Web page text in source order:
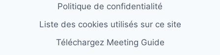
Politique de confidentialité
Liste des cookies utilisés sur ce site
Téléchargez Meeting Guide